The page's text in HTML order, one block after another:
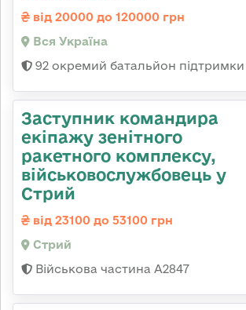
від 20000 до 120000 грн
Вся Україна
92 окремий батальйон підтримки
Заступник командира
екіпажу зенітного
ракетного комплексу,
військовослужбовець у
Стрий
від 23100 до 53100 грн
Стрий
Військова частина А2847